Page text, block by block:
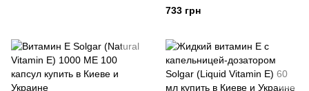
733 грн